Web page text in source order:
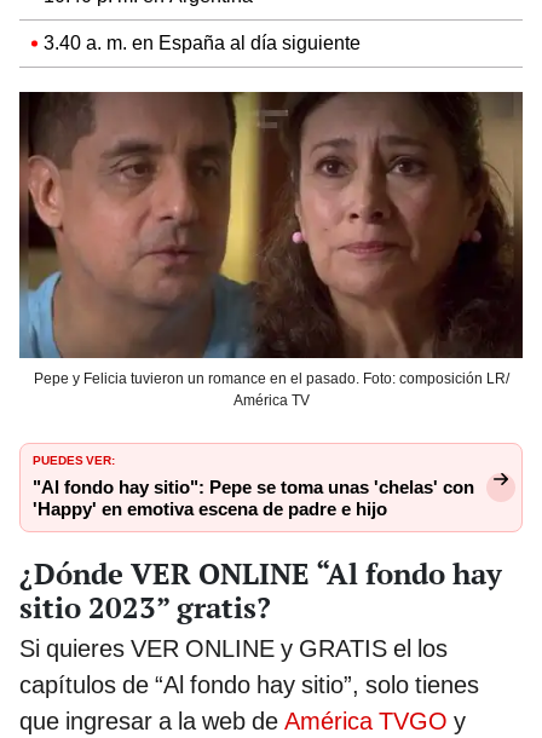
3.40 a. m. en España al día siguiente
Pepe y Felicia tuvieron un romance en el pasado. Foto: composición LR/
América TV
PUEDES VER:
"Al fondo hay sitio": Pepe se toma unas 'chelas' con
'Happy' en emotiva escena de padre e hijo
¿Dónde VER ONLINE “Al fondo hay
sitio 2023” gratis?
Si quieres VER ONLINE y GRATIS el los
capítulos de “Al fondo hay sitio”, solo tienes
que ingresar a la web de América TVGO y